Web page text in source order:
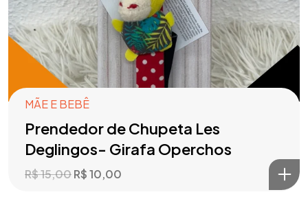
MÃE E BEBÊ
Prendedor de Chupeta Les
Deglingos- Girafa Operchos
R$15,00R$10,00